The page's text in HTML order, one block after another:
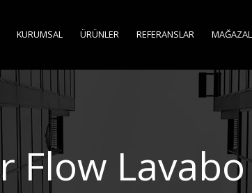
KURUMSAL ÜRÜNLER REFERANSLAR
Flow